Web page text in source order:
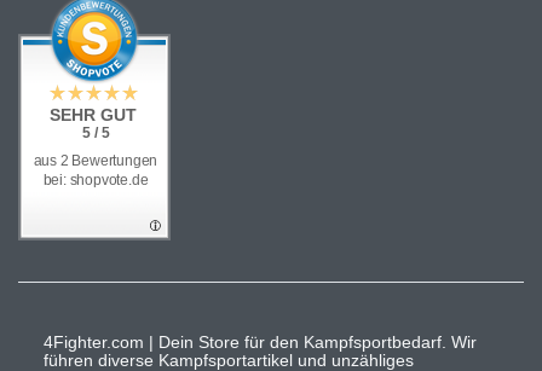
SEHR GUT
5 / 5
aus 2 Bewertungen
bei: shopvote.de
4Fighter.com | Dein Store für den Kampfsportbedarf. Wir
führen diverse Kampfsportartikel und unzähliges